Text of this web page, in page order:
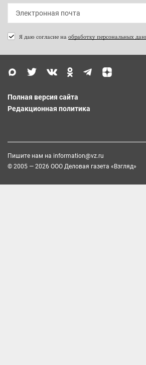
Я даю согласие на обработку персональных
Полная версия сайта
Редакционная политика
Пишите нам на information@vz.ru
© 2005 — 2026 ООО Деловая газета «Взгляд»